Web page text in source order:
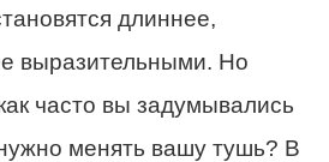
длиннее,
выразительными. Но
часто вы задумывались
менять вашу тушь? В